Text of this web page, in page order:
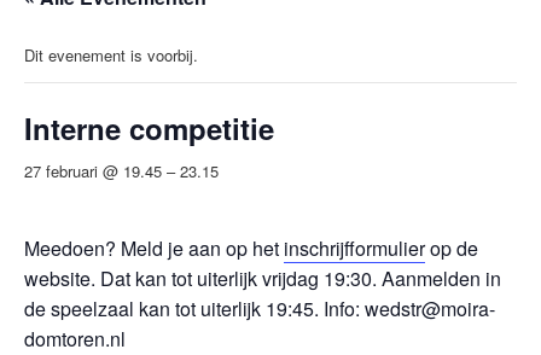
Dit evenement is voorbij.
Interne competitie
27 februari @ 19.45 –23.15
Meedoen? Meld je aan op het inschrijfformulierop de
website. Dat kan tot uiterlijk vrijdag 19:30. Aanmelden in
de speelzaal kan tot uiterlijk 19:45. Info: wedstr@moira-
domtoren.nl